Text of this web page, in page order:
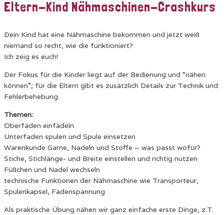
Eltern-Kind Nähmaschinen-Crashkurs
Dein Kind hat eine Nähmaschine bekommen und jetzt weiß
niemand so recht, wie die funktioniert?
Ich zeig es euch!
Der Fokus für die Kinder liegt auf der Bedienung und “nähen
können”; für die Eltern gibt es zusätzlich Details zur Technik und
Fehlerbehebung.
Themen:
Oberfaden einfädeln
Unterfaden spulen und Spule einsetzen
Warenkunde Garne, Nadeln und Stoffe – was passt wofür?
Stiche, Stichlänge- und Breite einstellen und richtig nutzen
Füßchen und Nadel wechseln
technische Funktionen der Nähmaschine wie Transporteur,
Spulenkapsel, Fadenspannung
Als praktische Übung nähen wir ganz einfache erste Dinge, z.T.